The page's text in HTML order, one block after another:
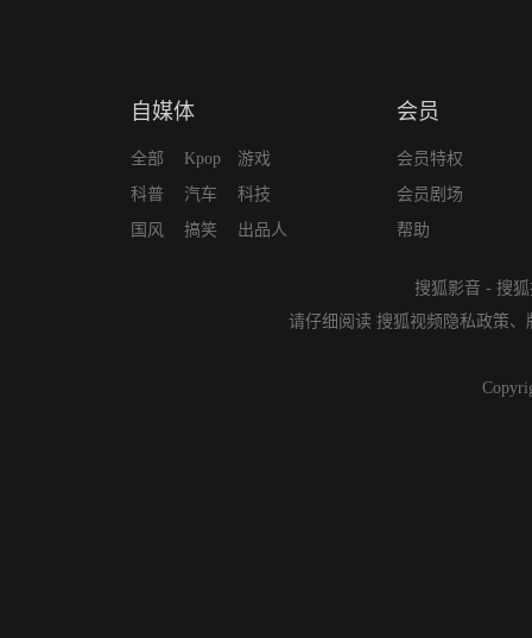
自媒体
全部
科普
国风
Kpop
汽车
搞笑
游戏
科技
出品人
会员
会员特权
会员剧场
帮助
搜狐影音 - 搜
请仔细阅读 搜狐视频隐私政策、